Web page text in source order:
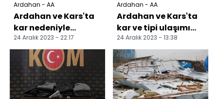
Ardahan - AA
Ardahan ve Kars'ta
kar nedeniyle
ulaşıma kapanan
bazı yollar yeniden
açıldı
24 Aralık 2023 - 22:17
Ardahan - AA
Ardahan ve Kars'ta
kar ve tipi ulaşımı
aksatıyor
24 Aralık 2023 - 13:38